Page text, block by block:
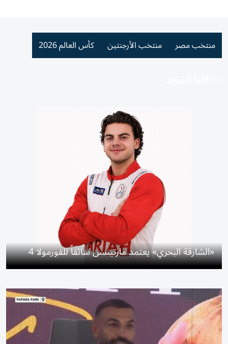
منتخب مصر منتخب الأرجنتين كأس العالم 2026
«الشارقة البحري» يعتمد مارتينسن سائقاً للفورمولا 4